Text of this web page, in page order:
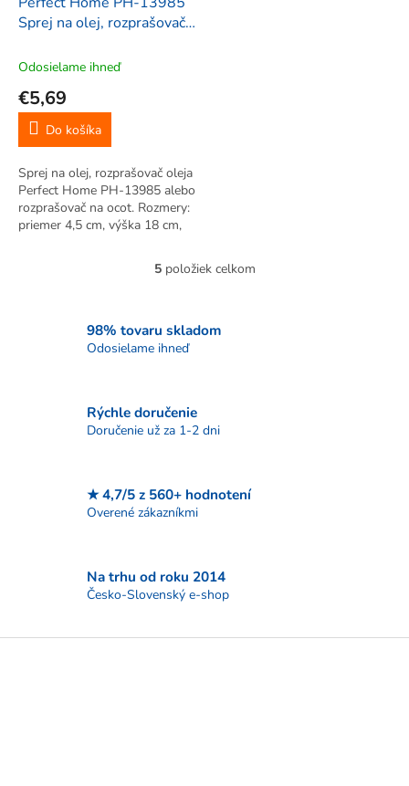
Sprej na olej, rozprašovač
135ml
Odosielame ihneď
€5,69
Do košíka
Sprej na olej, rozprašovač oleja
Perfect Home PH-13985 alebo
rozprašovač na ocot. Rozmery:
priemer 4,5 cm, výška 18 cm,
dostane toľko oleja do panvice, O
á
p
k
y
i
s
u
5položiek celkom
98% tovaru skladom
Odosielame ihneď
Rýchle doručenie
Doručenie už za 1-2 dni
★ 4,7/5 z 560+ hodnotení
Overené zákazníkmi
Na trhu od roku 2014
Česko-Slovenský e-shop
Z